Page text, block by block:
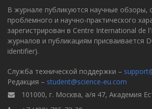
В журнале публикуются научные обзоры,
проблемного и научно-практического
зарегистрирован в Centre International de
журналов и публикациям присваивается
identifier).
Служба технической поддержки –
Редакция – student@science-eu.com
101000, г. Москва, а/я 47, Академия